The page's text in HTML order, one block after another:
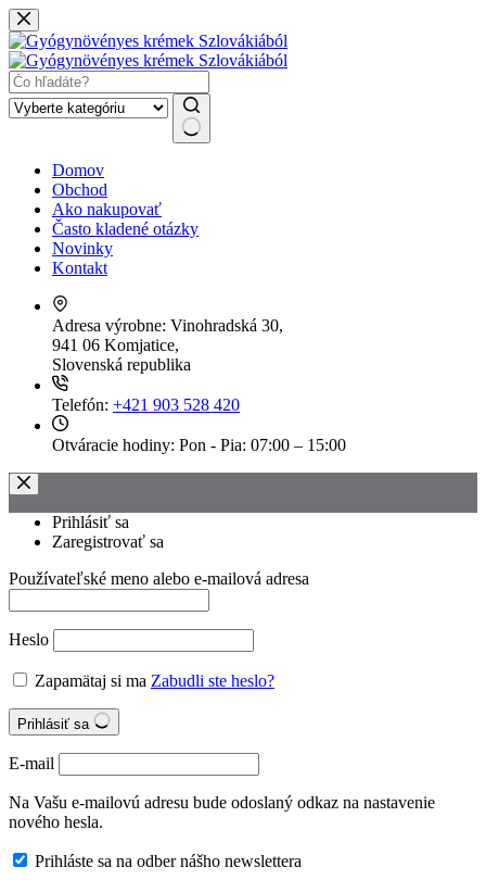
Skip
to
content
results Domov
Obchod
Ako nakupovať
Často kladené otázky
Novinky
Kontakt
Adresa výrobne: Vinohradská 30,
941 06 Komjatice,
Slovenská republika
Telefón: +421 903 528 420
Otváracie hodiny: Pon - Pia: 07:00 – 15:00
Prihlásiť sa
Zaregistrovať sa
Používateľské meno alebo e-mailová adresa
Heslo
Zapamätaj si ma Zabudli ste heslo?
Prihlásiť sa
E-mail
Na Vašu e-mailovú adresu bude odoslaný odkaz na nastavenie
nového hesla.
Prihláste sa na odber nášho newslettera